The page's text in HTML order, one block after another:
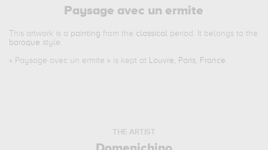
Paysage avec un ermite
This artwork is a painting from the classical period. It belongs to the
baroque style.
« Paysage avec un ermite » is kept at Louvre, Paris, France.
THE ARTIST